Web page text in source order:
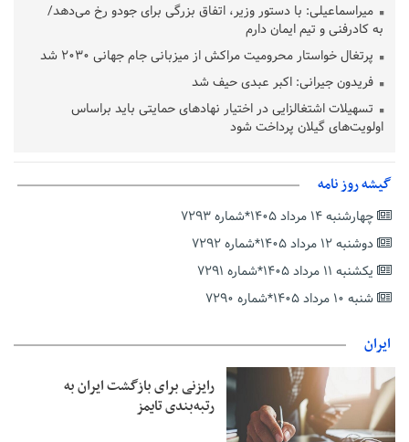
میراسماعیلی: با دستور وزیر، اتفاق بزرگی برای جودو رخ می‌دهد/
به کادرفنی و تیم ایمان دارم
پرتغال خواستار محرومیت مراکش از میزبانی جام جهانی ۲۰۳۰ شد
فریدون جیرانی: اکبر عبدی حیف شد
تسهیلات اشتغالزایی در اختیار نهادهای حمایتی باید براساس
اولویت‌های گیلان پرداخت شود
دفتر رهبر انقلاب: مطالب خارج از مراجع رسمی فاقد سندیت است
بقائی: فضای مذاکرات فنی و سیاسی ایران و عمان درباره تنگه هرمز،
مثبت است
رئیس سازمان جهاد کشاورزی استان: کشاورزان گیلان نسبت به
دریافت یارانه کود اقدام کنند
گیشه روز نامه
چهارشنبه ۱۴ مرداد ۱۴۰۵*شماره ۷۲۹۳
دوشنبه ۱۲ مرداد ۱۴۰۵*شماره ۷۲۹۲
یکشنبه ۱۱ مرداد ۱۴۰۵*شماره ۷۲۹۱
شنبه ۱۰ مرداد ۱۴۰۵*شماره ۷۲۹۰
ایران
رایزنی برای بازگشت ایران به
رتبه‌بندی تایمز